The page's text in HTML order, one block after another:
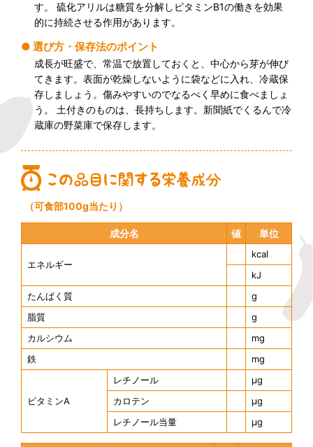
す。 硫化アリルは糖質を分解しビタミンB1の働きを効果
的に持続させる作用があります。
選び方・保存法のポイント
成長が旺盛で、常温で放置しておくと、中心から芽が伸び
てきます。表面が乾燥しないように袋などに入れ、冷蔵保
存しましょう。傷みやすいのでなるべく早めに食べましょ
う。 土付きのものは、長持ちします。新聞紙でくるんで冷
蔵庫の野菜庫で保存します。
（可食部100g当たり）
成分名 値 単位
エネルギー
kcal
kJ
たんぱく質
g
脂質
g
カルシウム
mg
鉄
mg
ビタミンA
レチノール
μg
カロテン
μg
レチノール当量
μg